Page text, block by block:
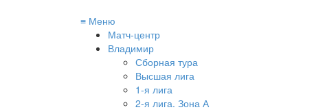
≡ Меню
Матч-центр
Владимир
Сборная тура
Высшая лига
1-я лига
2-я лига. Зона А